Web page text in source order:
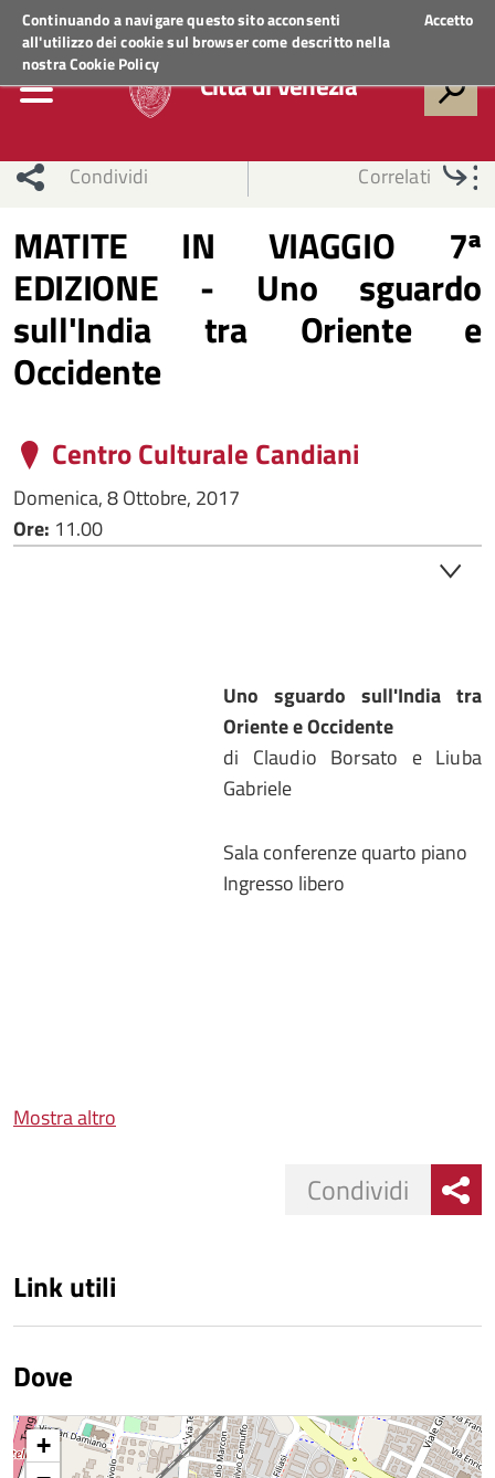
Continuando a navigare questo sito acconsenti
all'utilizzo dei cookie sul browser come descritto nella
nostraCookie Policy
Accetto
Regione VenetoACCEDI AI SERVIZI
Città di Venezia
Condividi Correlati
MATITE IN VIAGGIO 7ª
EDIZIONE - Uno sguardo
sull'India tra Oriente e
Occidente
Centro Culturale Candiani
Domenica, 8 Ottobre, 2017
Ore: 11.00
Uno sguardo sull'India tra
Oriente e Occidente
di Claudio Borsato e Liuba
Gabriele
Sala conferenze quarto piano
Ingresso libero
Mostra altro
Condividi
Link utili
Dove
+